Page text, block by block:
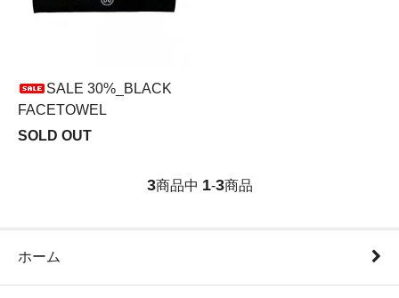
SALE 30%_BLACK
FACETOWEL
SOLD OUT
3商品中 1-3商品
ホーム